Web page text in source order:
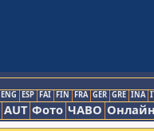
ENG ESP FAI FIN FRA GER GRE INA
AUT Фото ЧАВО